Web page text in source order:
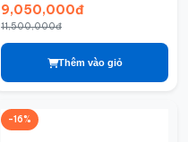
9,050,000đ
11,500,000đ
Thêm vào giỏ
-16%